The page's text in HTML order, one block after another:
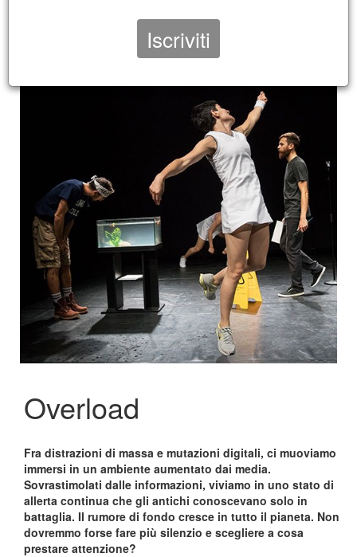
Overload
Fra distrazioni di massa e mutazioni digitali, ci muoviamo
immersi in un ambiente aumentato dai media.
Sovrastimolati dalle informazioni, viviamo in uno stato di
allerta continua che gli antichi conoscevano solo in
battaglia. Il rumore di fondo cresce in tutto il pianeta. Non
dovremmo forse fare più silenzio e scegliere a cosa
prestare attenzione?